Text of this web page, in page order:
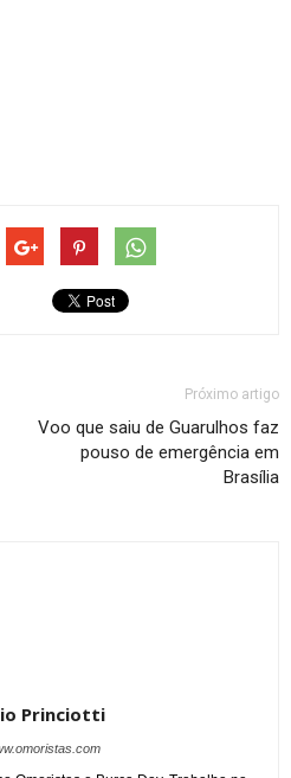
Próximo artigo
Voo que saiu de Guarulhos faz
pouso de emergência em
Brasília
Princiotti